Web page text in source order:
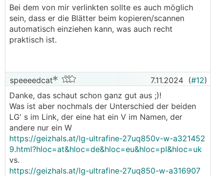
Bei dem von mir verlinkten sollte es auch möglich
sein, dass er die Blätter beim kopieren/scannen
automatisch einziehen kann, was auch recht
praktisch ist.
speeeedcat 7.11.2024 (#12)
Danke, das schaut schon ganz gut aus ;)!
Was ist aber nochmals der Unterschied der beiden
LG' s im Link, der eine hat ein V im Namen, der
andere nur ein W
https://geizhals.at/lg-ultrafine-27uq850v-w-a321452
9.html?hloc=at&hloc=de&hloc=eu&hloc=pl&hloc=uk
vs.
https://geizhals.at/lg-ultrafine-27uq850-w-a316907